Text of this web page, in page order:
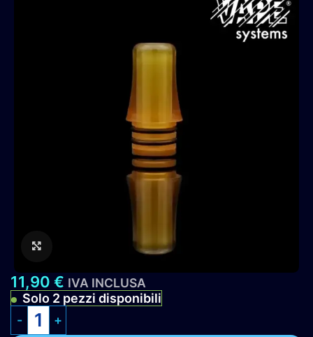
Clicca per ingrandire
11,90 € IVA INCLUSA
Solo 2 pezzi disponibili